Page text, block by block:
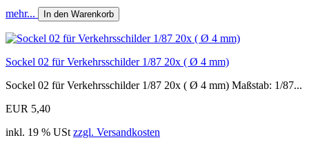
mehr... In den Warenkorb
Sockel 02 für Verkehrsschilder 1/87 20x ( Ø 4 mm)
Sockel 02 für Verkehrsschilder 1/87 20x ( Ø 4 mm) Maßstab: 1/87...
EUR 5,40
inkl. 19 % USt zzgl. Versandkosten